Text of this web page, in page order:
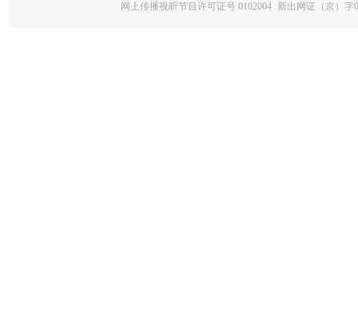
网上传播视听节目许可证号 0102004 新出网证（京）